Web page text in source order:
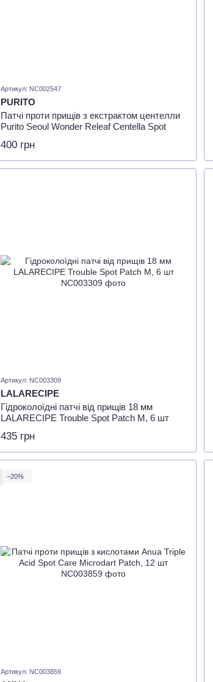
Артикул: NC002547
PURITO
Патчі проти прищів з екстрактом центелли
Purito Seoul Wonder Releaf Centella Spot
400 грн
Артикул: NC003309
LALARECIPE
Гідроколоїдні патчі від прищів 18 мм
LALARECIPE Trouble Spot Patch M, 6 шт
435 грн
−20%
Артикул: NC003859